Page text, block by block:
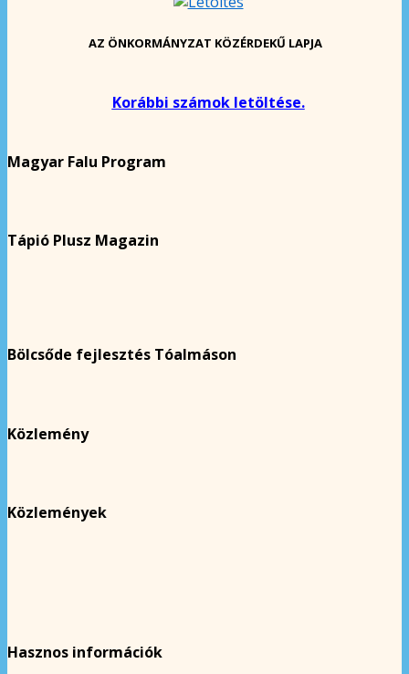
AZ ÖNKORMÁNYZAT KÖZÉRDEKŰ LAPJA
Korábbi számok letöltése.
Magyar Falu Program
Tápió Plusz Magazin
Bölcsőde fejlesztés Tóalmáson
Közlemény
Közlemények
Hasznos információk